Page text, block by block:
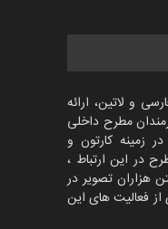
و لاتین، ارائه
مطرح داخلی
زمینه کارتون و
در این ارتباط ،
هزاران تصویر در
فعالیت های این